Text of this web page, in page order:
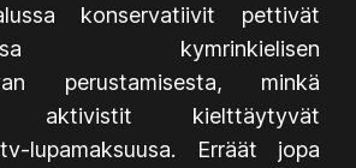
konservatiivit pettivät
kymrinkielisen
perustamisesta, minkä
aktivistit kielttäytyvät
lupamaksuusa. Erräät jopa